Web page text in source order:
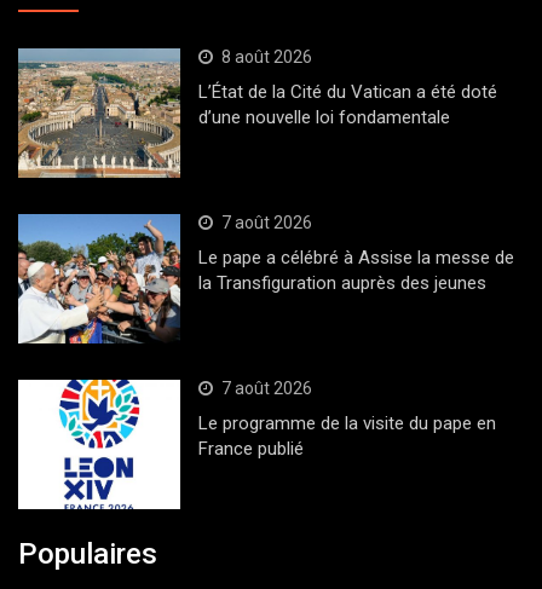
8 août 2026
L’État de la Cité du Vatican a été doté
d’une nouvelle loi fondamentale
7 août 2026
Le pape a célébré à Assise la messe de
la Transfiguration auprès des jeunes
7 août 2026
Le programme de la visite du pape en
France publié
Populaires